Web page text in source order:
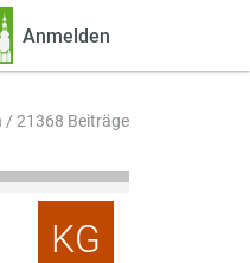
Anmelden
/ 21368 Beiträge
KG